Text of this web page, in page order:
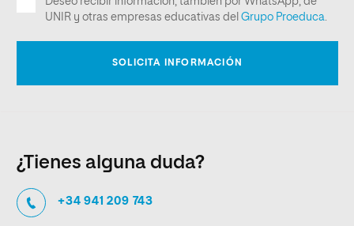
¿Tienes alguna duda?
+34 941 209 743